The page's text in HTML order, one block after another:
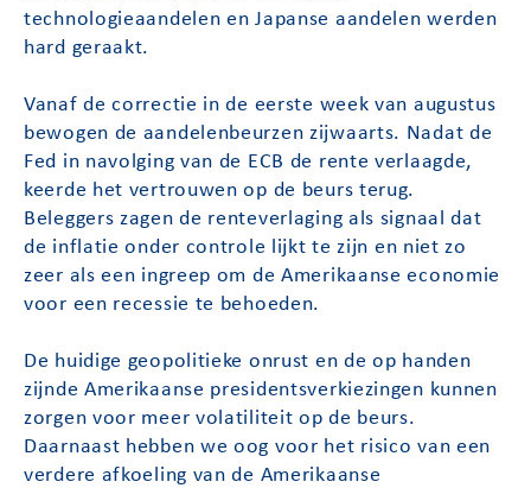
technologieaandelen en Japanse aandelen werden
hard geraakt.
Vanaf de correctie in de eerste week van augustus
bewogen de aandelenbeurzen zijwaarts. Nadat de
Fed in navolging van de ECB de rente verlaagde,
keerde het vertrouwen op de beurs terug.
Beleggers zagen de renteverlaging als signaal dat
de inflatie onder controle lijkt te zijn en niet zo
zeer als een ingreep om de Amerikaanse economie
voor een recessie te behoeden.
De huidige geopolitieke onrust en de op handen
zijnde Amerikaanse presidentsverkiezingen kunnen
zorgen voor meer volatiliteit op de beurs.
Daarnaast hebben we oog voor het risico van een
verdere afkoeling van de Amerikaanse